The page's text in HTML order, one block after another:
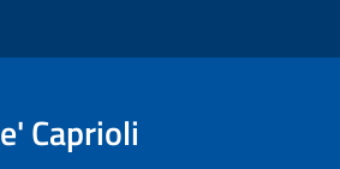
Caprioli